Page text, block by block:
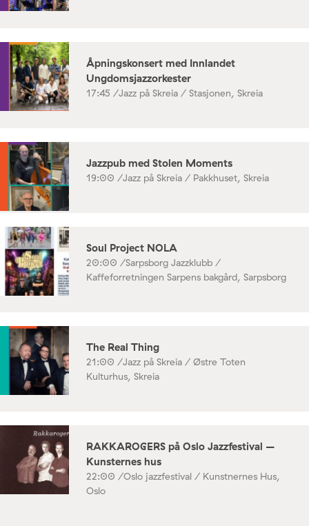
Åpningskonsert med Innlandet
Ungdomsjazzorkester
17:45 /Jazz på Skreia / Stasjonen, Skreia
Jazzpub med Stolen Moments
19:00 /Jazz på Skreia / Pakkhuset, Skreia
Soul Project NOLA
20:00 /Sarpsborg Jazzklubb /
Kaffeforretningen Sarpens bakgård, Sarpsborg
The Real Thing
21:00 /Jazz på Skreia / Østre Toten
Kulturhus, Skreia
RAKKAROGERS på Oslo Jazzfestival –
Kunsternes hus
22:00 /Oslo jazzfestival / Kunstnernes Hus,
Oslo